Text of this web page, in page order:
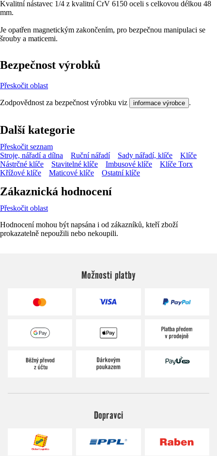
Kvalitní nástavec 1/4 z kvalitní CrV 6150 oceli s celkovou délkou 48
mm.
Je opatřen magnetickým zakončením, pro bezpečnou manipulaci se
šrouby a maticemi.
Bezpečnost výrobků
Přeskočit oblast
Zodpovědnost za bezpečnost výrobku viz informace výrobce .
Další kategorie
Přeskočit seznam
Stroje, nářadí a dílna
Ruční nářadí Sady nářadí, klíče
Klíče
Nástrčné klíče
Stavitelné klíče Imbusové klíče
Klíče Torx
Křížové klíče
Maticové klíče Ostatní klíče
Zákaznická hodnocení
Přeskočit oblast
Hodnocení mohou být napsána i od zákazníků, kteří zboží
prokazatelně nepoužili nebo nekoupili.
Možnosti platby
Dopravci